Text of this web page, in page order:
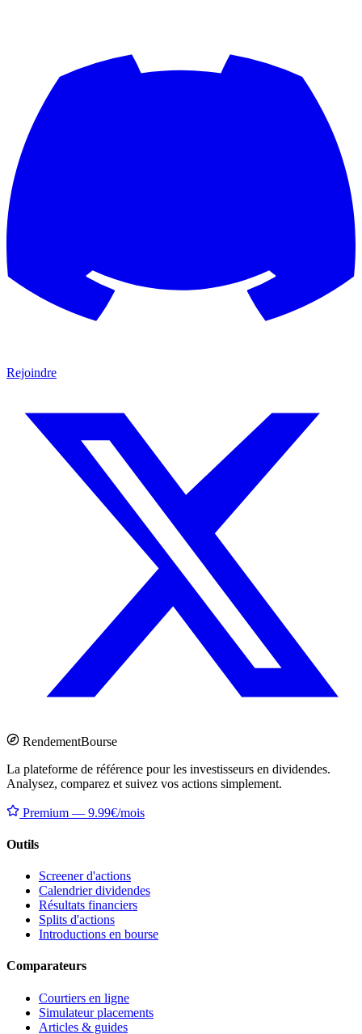
Rejoindre
RendementBourse
La plateforme de référence pour les investisseurs en dividendes.
Analysez, comparez et suivez vos actions simplement.
Premium — 9.99€/mois
Outils
Screener d'actions
Calendrier dividendes
Résultats financiers
Splits d'actions
Introductions en bourse
Comparateurs
Courtiers en ligne
Simulateur placements
Articles & guides